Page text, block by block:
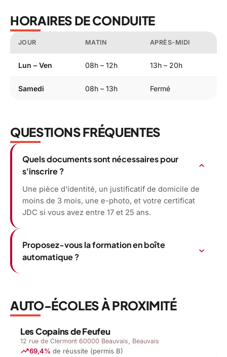
HORAIRES DE CONDUITE
JOUR MATIN APRÈS-MIDI
Lun – Ven 08h – 12h 13h – 20h
Samedi 08h – 13h Fermé
QUESTIONS FRÉQUENTES
Quels documents sont nécessaires pour
s'inscrire ?
expand_more
Une pièce d'identité, un justificatif de domicile de
moins de 3 mois, une e-photo, et votre certificat
JDC si vous avez entre 17 et 25 ans.
Proposez-vous la formation en boîte
automatique ?
expand_more
AUTO-ÉCOLES À PROXIMITÉ
Les Copains de Feufeu
12 rue de Clermont 60000 Beauvais, Beauvais
trending_up69,4% de réussite (permis B)